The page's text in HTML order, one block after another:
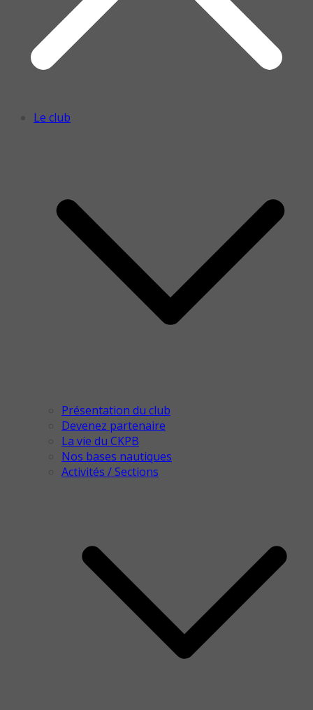
Le club
Présentation du club
Devenez partenaire
La vie du CKPB
Nos bases nautiques
Activités / Sections